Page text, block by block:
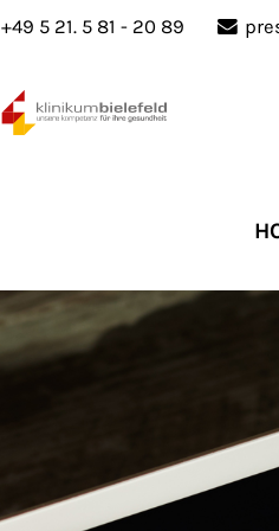
24h
We offer support
customers
+49 5 21. 5 81 - 20 89